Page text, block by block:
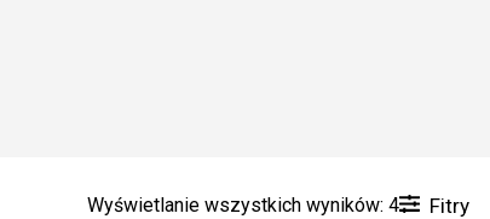
Wyświetlanie wszystkich wyników: 4 Fitry